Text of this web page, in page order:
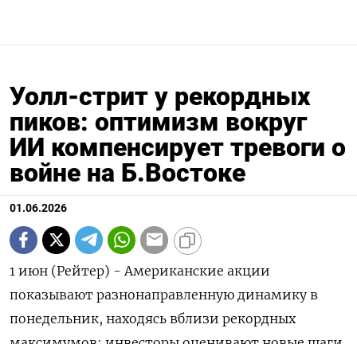
Уолл-стрит у рекордных
пиков: оптимизм вокруг
ИИ компенсирует тревоги о
войне на Б.Востоке
01.06.2026
1 июн (Рейтер) - Американские акции
показывают разнонаправленную динамику в
понедельник, находясь вблизи рекордных